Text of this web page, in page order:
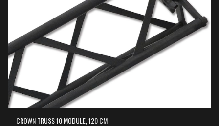
CROWN TRUSS 10 MODULE, 120 CM